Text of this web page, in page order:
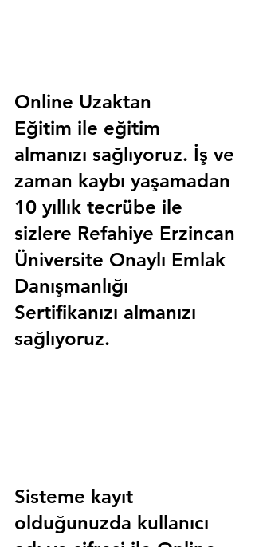
Online Uzaktan
Eğitim ile eğitim
almanızı sağlıyoruz. İş ve
zaman kaybı yaşamadan
10 yıllık tecrübe ile
sizlere Refahiye Erzincan
Üniversite Onaylı Emlak
Danışmanlığı
Sertifikanızı almanızı
sağlıyoruz.
Sisteme kayıt
olduğunuzda kullanıcı